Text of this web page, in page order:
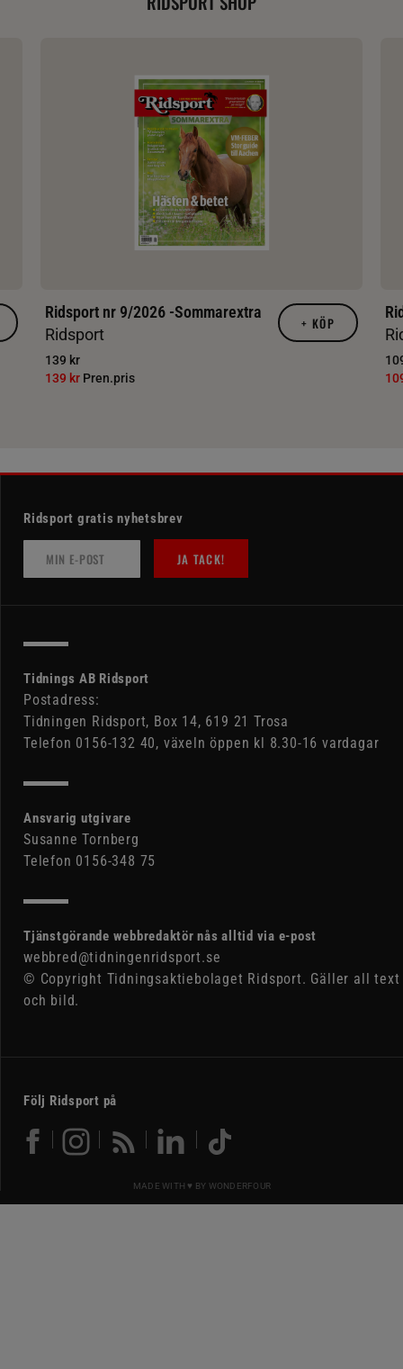
Ridsport nr 9/2026 -Sommarextra
Ridsport
139 kr
139 kr Pren.pris
+ KÖP
Ridsport gratis nyhetsbrev
JA TACK!
Tidnings AB Ridsport
Postadress:
Tidningen Ridsport, Box 14, 619 21 Trosa
Telefon 0156-132 40, växeln öppen kl 8.30-16 vardagar
Ansvarig utgivare
Susanne Tornberg
Telefon 0156-348 75
Tjänstgörande webbredaktör nås alltid via e-post
webbred@tidningenridsport.se
© Copyright Tidningsaktiebolaget Ridsport. Gäller all text
och bild.
Följ Ridsport på
MADE WITH ♥ BY WONDERFOUR